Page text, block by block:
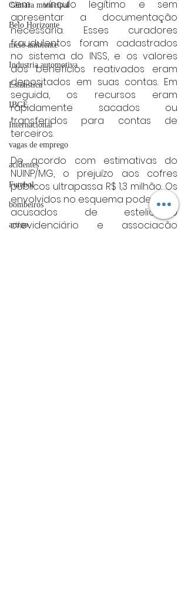
Câmara municipal
Belo Horizonte
meio ambiente
Industria automotiva
Estatística
IBGE
Internacional
vagas de emprego
acidentes
Futebol
bombeiros
artigo
sem vínculo legítimo e sem
apresentar a documentação
necessária. Esses curadores
fraudulentos foram cadastrados
no sistema do INSS, e os valores
dos benefícios reativados eram
depositados em suas contas. Em
seguida, os recursos eram
rapidamente sacados ou
transferidos para contas de
terceiros.
De acordo com estimativas do
NUINP/MG, o prejuízo aos cofres
públicos ultrapassa R$ 1,3 milhão. Os
envolvidos no esquema podem ser
acusados de estelionato
previdenciário e associação